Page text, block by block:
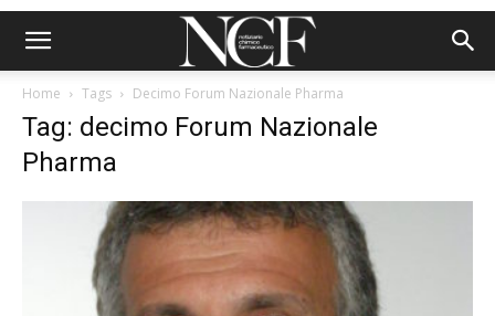
Home Tags Decimo Forum Nazionale Pharma
Tag: decimo Forum Nazionale
Pharma